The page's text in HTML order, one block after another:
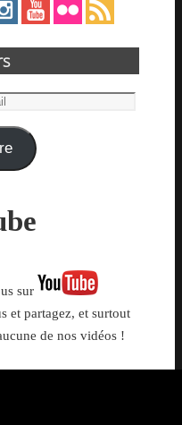
sur
et partagez, et surtout
de nos vidéos !